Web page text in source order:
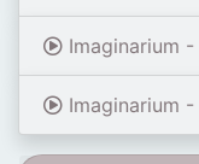
Imaginarium
Imaginarium